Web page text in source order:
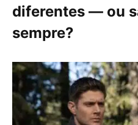
diferentes — ou
sempre?